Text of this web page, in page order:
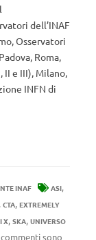
dell’INAF
Osservatori
Roma,
II e III), Milano,
INFN di
INAF ASI,
, CTA, EXTREMELY
X, SKA, UNIVERSO
commenti sono